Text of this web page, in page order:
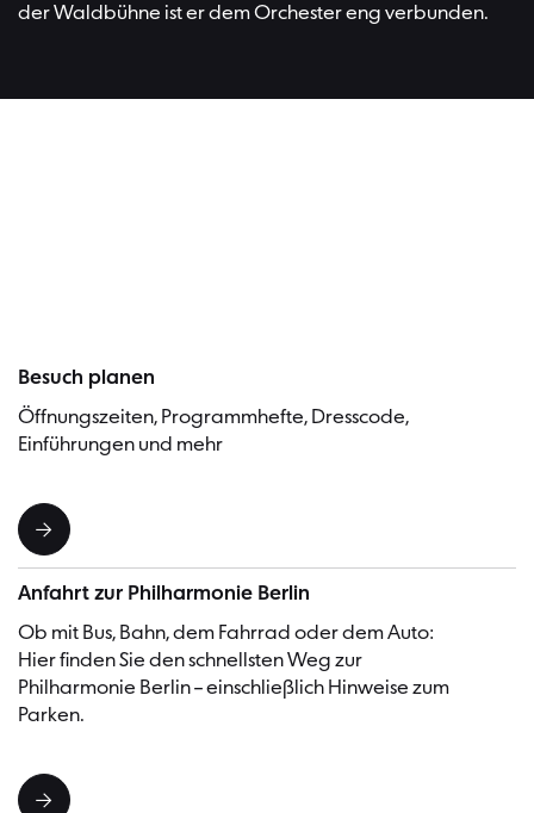
der Waldbühne ist er dem Orchester eng verbunden.
Besuch planen
Öffnungszeiten, Programmhefte, Dresscode,
Einführungen und mehr
Anfahrt zur Philharmonie Berlin
Ob mit Bus, Bahn, dem Fahrrad oder dem Auto:
Hier finden Sie den schnellsten Weg zur
Philharmonie Berlin – einschließlich Hinweise zum
Parken.